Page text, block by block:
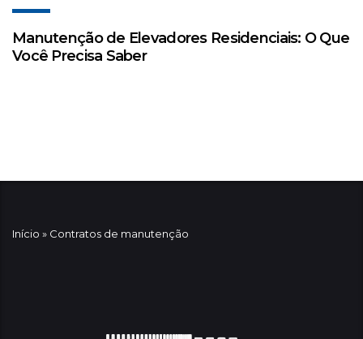
Manutenção de Elevadores Residenciais: O Que
Você Precisa Saber
Início » Contratos de manutenção